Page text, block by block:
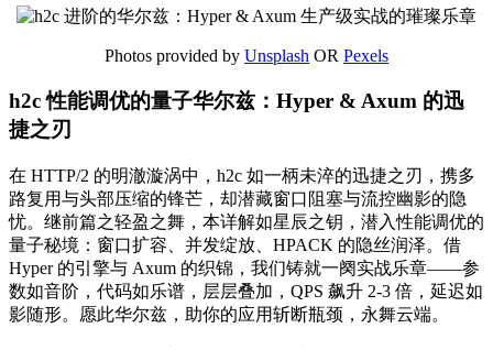
Photos provided by Unsplash OR Pexels
h2c 性能调优的量子华尔兹：Hyper & Axum 的迅
捷之刃
在 HTTP/2 的明澈漩涡中，h2c 如一柄未淬的迅捷之刃，携多
路复用与头部压缩的锋芒，却潜藏窗口阻塞与流控幽影的隐
忧。继前篇之轻盈之舞，本详解如星辰之钥，潜入性能调优的
量子秘境：窗口扩容、并发绽放、HPACK 的隐丝润泽。借
Hyper 的引擎与 Axum 的织锦，我们铸就一阕实战乐章——参
数如音阶，代码如乐谱，层层叠加，QPS 飙升 2-3 倍，延迟如
影随形。愿此华尔兹，助你的应用斩断瓶颈，永舞云端。